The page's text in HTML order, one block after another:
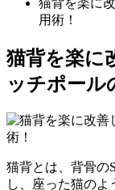
用術！
猫背を楽に
ッチポール
猫背とは、背骨の
し、座った猫のよ